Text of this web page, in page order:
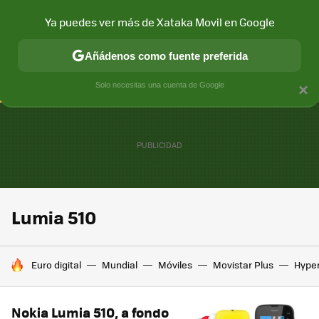
CONECTIVIDAD MÓVIL Y SOCIEDAD APLICACIONES
Lumia 510
HOY SE HABLA DE
Euro digital Mundial Móviles Movistar Plus
Nokia Lumia 510, a fondo
×
Ya puedes ver más de Xataka Movil en Google
Añádenos como fuente preferida
Solo necesitas una cuenta de Google